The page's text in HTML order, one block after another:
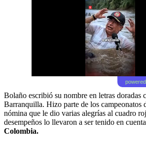
Bolaño escribió su nombre en letras doradas
Barranquilla. Hizo parte de los campeonatos
nómina que le dio varias alegrías al cuadro
desempeños lo llevaron a ser tenido en
Colombia.